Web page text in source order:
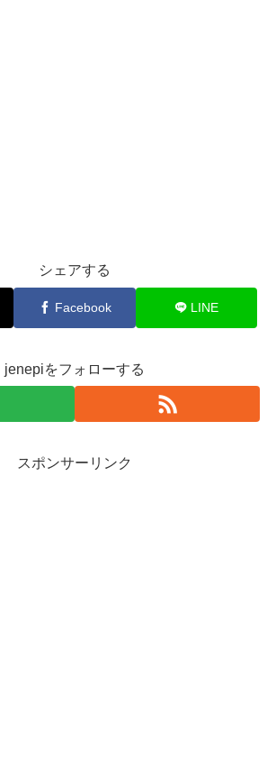
シェアする
Facebook LINE
jenepiをフォローする
スポンサーリンク